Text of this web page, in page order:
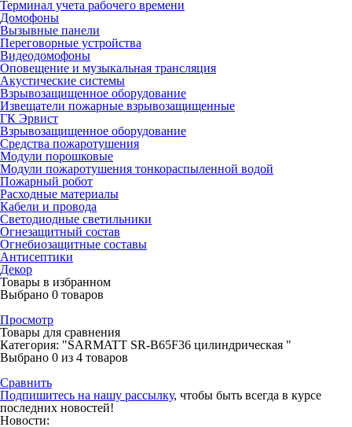
Терминал учета рабочего времени
Домофоны
Вызывные панели
Переговорные устройства
Видеодомофоны
Оповещение и музыкальная трансляция
Акустические системы
Взрывозащищенное оборудование
Извещатели пожарные взрывозащищенные
ГК Эрвист
Взрывозащищенное оборудование
Средства пожаротушения
Модули порошковые
Модули пожаротушения тонкораспыленной водой
Пожарный робот
Расходные материалы
Кабели и провода
Светодиодные светильники
Огнезащитный состав
Огнебиозащитные составы
Антисептики
Декор
Товары в избранном
Выбрано 0 товаров
Просмотр
Товары для сравнения
Категория: "SARMATT SR-B65F36 цилиндрическая "
Выбрано 0 из 4 товаров
Сравнить
Подпишитесь на нашу рассылку, чтобы быть всегда в курсе
последних новостей!
Новости: